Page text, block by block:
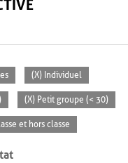
(X) Individuel
(X) Petit groupe (< 30)
et hors classe